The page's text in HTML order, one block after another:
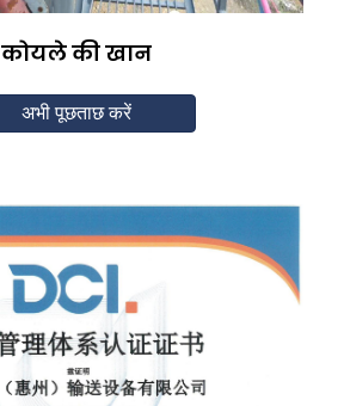
कोयले की खान
अभी पूछताछ करें